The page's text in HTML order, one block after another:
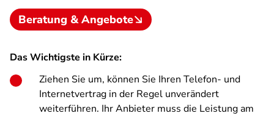
Beratung & Angebote
Das Wichtigste in Kürze:
Ziehen Sie um, können Sie Ihren Telefon- und
Internetvertrag in der Regel unverändert
weiterführen. Ihr Anbieter muss die Leistung am